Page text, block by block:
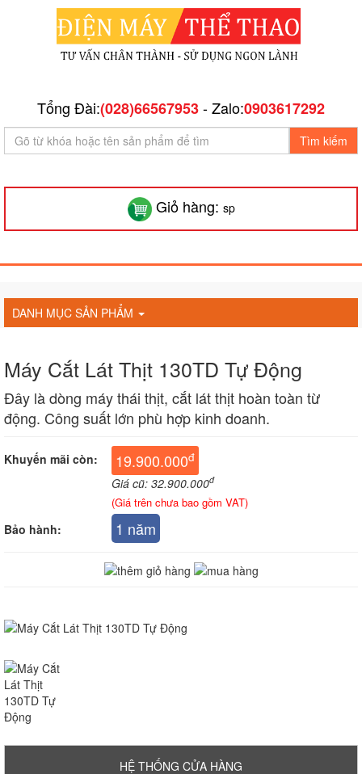
Tổng Đài:(028)66567953- Zalo:0903617292
Tìm kiếm
Giỏ hàng: sp
DANH MỤC SẢN PHẨM
Máy Cắt Lát Thịt 130TD Tự Động
Đây là dòng máy thái thịt, cắt lát thịt hoàn toàn từ
động. Công suất lớn phù hợp kinh doanh.
Khuyến mãi còn: 19.900.000đ
Giá cũ: 32.900.000đ
(Giá trên chưa bao gồm VAT)
Bảo hành: 1 năm
HỆ THỐNG CỬA HÀNG